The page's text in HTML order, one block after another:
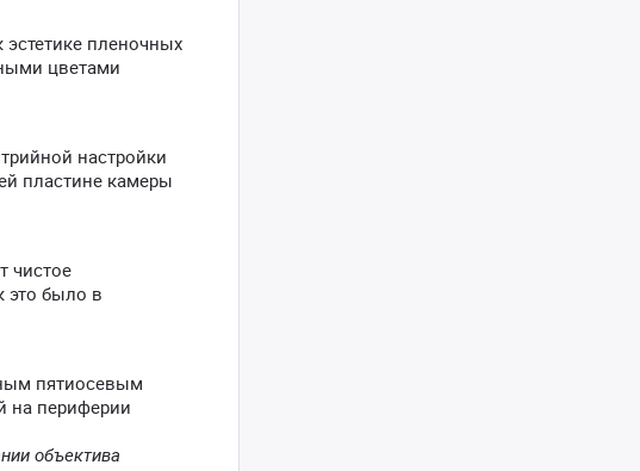
пленочных
цветами
настройки
пластине камеры
чистое
это было в
пятиосевым
на периферии
объектива